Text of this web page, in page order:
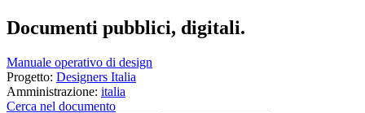
Documenti pubblici, digitali.
Manuale operativo di design
Progetto: Designers Italia
Amministrazione: italia
Cerca nel documento